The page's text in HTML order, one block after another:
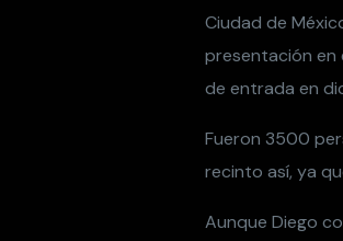
Ciudad de
presentación en
de entrada en
Fueron 3500
recinto así, ya
Aunque Diego